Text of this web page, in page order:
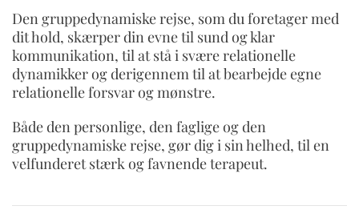
Den gruppedynamiske rejse, som du foretager med
dit hold, skærper din evne til sund og klar
kommunikation, til at stå i svære relationelle
dynamikker og derigennem til at bearbejde egne
relationelle forsvar og mønstre.
Både den personlige, den faglige og den
gruppedynamiske rejse, gør dig i sin helhed, til en
velfunderet stærk og favnende terapeut.